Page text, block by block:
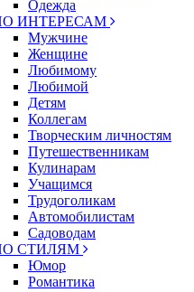
Одежда
ИНТЕРЕСАМ
Мужчине
Женщине
Любимому
Любимой
Детям
Коллегам
Творческим личностям
Путешественникам
Кулинарам
Учащимся
Трудоголикам
Автомобилистам
Садоводам
СТИЛЯМ
Юмор
Романтика